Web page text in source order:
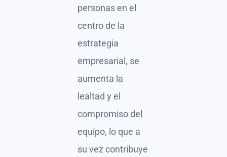
personas en el
centro de la
estrategia
empresarial, se
aumenta la
lealtad y el
compromiso del
equipo, lo que a
su vez contribuye